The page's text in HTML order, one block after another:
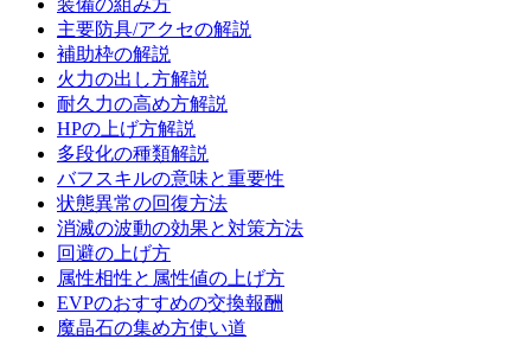
装備の組み方
主要防具/アクセの解説
補助枠の解説
火力の出し方解説
耐久力の高め方解説
HPの上げ方解説
多段化の種類解説
バフスキルの意味と重要性
状態異常の回復方法
消滅の波動の効果と対策方法
回避の上げ方
属性相性と属性値の上げ方
EVPのおすすめの交換報酬
魔晶石の集め方使い道